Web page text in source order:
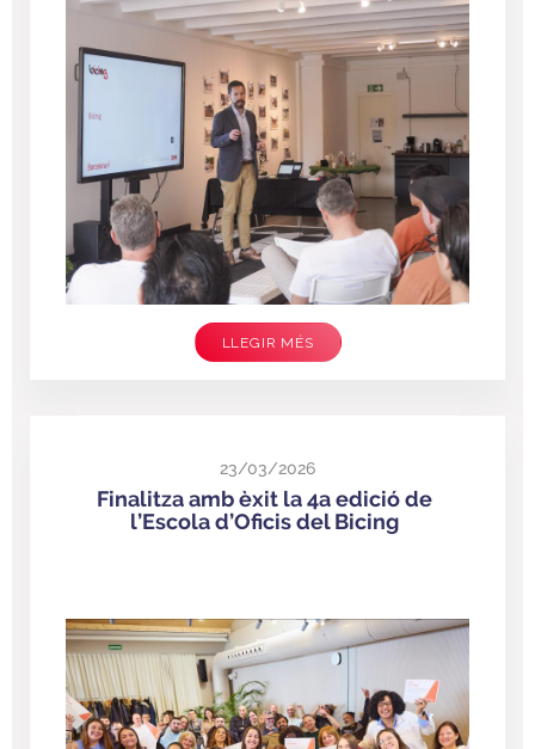
LLEGIR MÉS
23/03/2026
Finalitza amb èxit la 4a edició de
l’Escola d’Oficis del Bicing